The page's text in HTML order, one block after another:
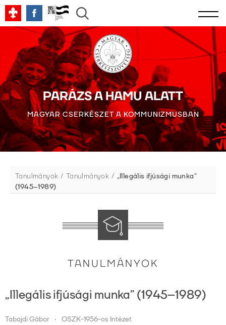
PARÁZS A HAMU ALATT
MAGYAR CSERKÉSZET A KOMMUNIZMUSBAN
Tanulmányok Tanulmányok
„Illegális ifjúsági munka”
(1945–1989)
TANULMÁNYOK
„Illegális ifjúsági munka” (1945–1989)
Tabajdi Gábor OSZK-1956-os Intézet